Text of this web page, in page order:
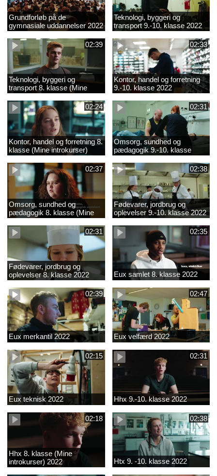
Grundforløb på de
gymnasiale uddannelser 2022
Teknologi, byggeri og
transport 9.-10. klasse 2022
02:39
Teknologi, byggeri og
transport 8. klasse (Mine
introkurser) 2022
02:33
Kontor, handel og forretning
9.-10. klasse 2022
02:24
Kontor, handel og forretning 8.
klasse (Mine introkurser)
2022
02:31
Omsorg, sundhed og
pædagogik 9.-10. klasse
2022
02:37
Omsorg, sundhed og
pædagogik 8. klasse (Mine
introkurser) 2022
02:38
Fødevarer, jordbrug og
oplevelser 9.-10. klasse 2022
02:31
Fødevarer, jordbrug og
oplevelser 8. klasse 2022
02:35
Eux samlet 8. klasse 2022
02:39
Eux merkantil 2022
02:47
Eux velfærd 2022
02:15
Eux teknisk 2022
02:31
Hhx 9.-10. klasse 2022
02:18
Hhx 8. klasse (Mine
introkurser) 2022
02:38
Htx 9. -10. klasse 2022